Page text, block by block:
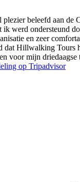
plezier beleefd aan de
ik werd ondersteund
en zeer
dat Hillwalking Tours
voor mijn driedaagse
op Tripadvisor